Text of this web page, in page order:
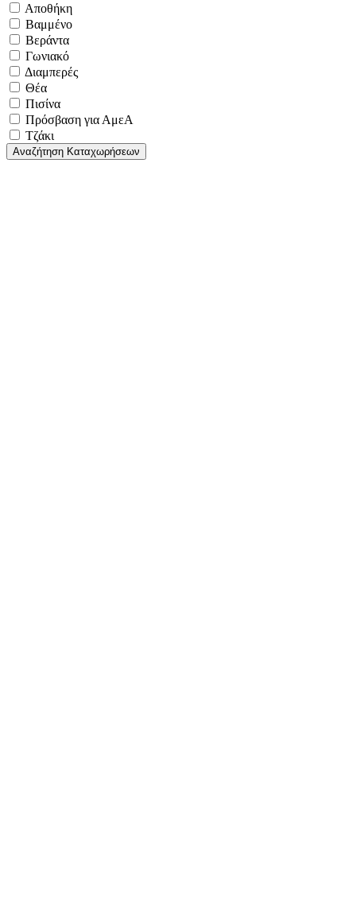
Αποθήκη
Βαμμένο
Βεράντα
Γωνιακό
Διαμπερές
Θέα
Πισίνα
Πρόσβαση για ΑμεΑ
Τζάκι
Αναζήτηση Καταχωρήσεων